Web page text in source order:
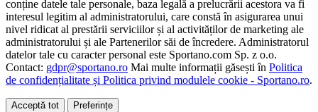
conține datele tale personale, baza legală a prelucrării acestora va fi
interesul legitim al administratorului, care constă în asigurarea unui
nivel ridicat al prestării serviciilor și al activităților de marketing ale
administratorului și ale Partenerilor săi de încredere. Administratorul
datelor tale cu caracter personal este Sportano.com Sp. z o.o.
Contact: gdpr@sportano.ro Mai multe informații găsești în Politica
de confidențialitate și Politica privind modulele cookie - Sportano.ro.
Acceptă tot Preferințe